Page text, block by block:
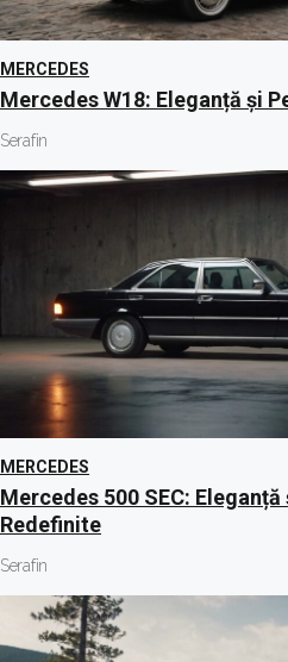
MERCEDES
Mercedes W18: Eleganță și
Serafin
MERCEDES
Mercedes 500 SEC:
Redefinite
Serafin